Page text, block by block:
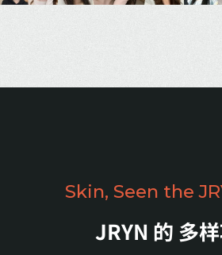
Skin, Seen the
JRYN 的 多